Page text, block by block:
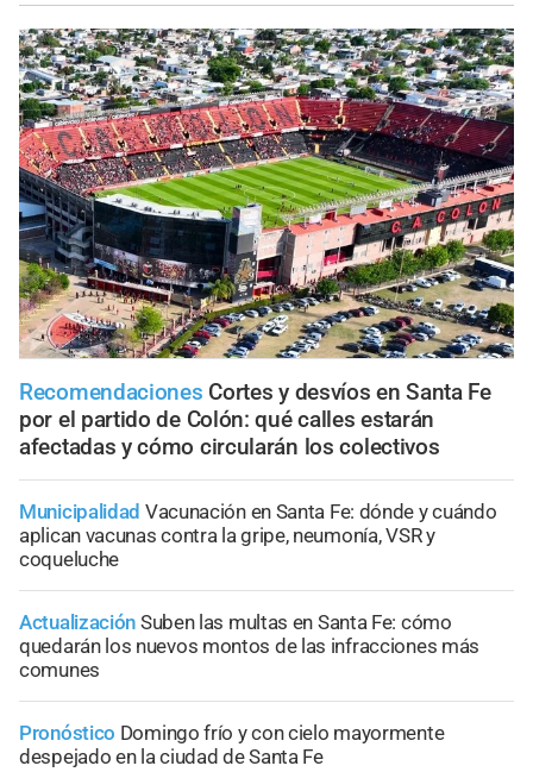
Recomendaciones Cortes y desvíos en Santa Fe
por el partido de Colón: qué calles estarán
afectadas y cómo circularán los colectivos
Municipalidad Vacunación en Santa Fe: dónde y cuándo
aplican vacunas contra la gripe, neumonía, VSR y
coqueluche
Actualización Suben las multas en Santa Fe: cómo
quedarán los nuevos montos de las infracciones más
comunes
Pronóstico Domingo frío y con cielo mayormente
despejado en la ciudad de Santa Fe